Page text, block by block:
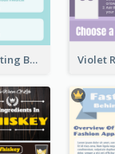
Benefits Of Eating Banana Infographic